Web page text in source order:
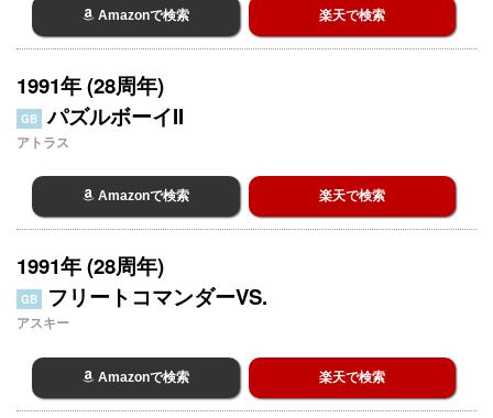
Amazonで検索 楽天で検索
1991年 (28周年)
GB パズルボーイII
アトラス
Amazonで検索 楽天で検索
1991年 (28周年)
GB フリートコマンダーVS.
アスキー
Amazonで検索 楽天で検索